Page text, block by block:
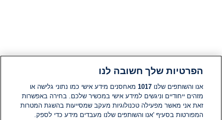
הפרטיות שלך חשובה לנו
אנו והשותפים שלנו1017 מאחסנים מידע אישי כמו נתוני גלישה או
מזהים ייחודיים וניגשים למידע אישי במכשיר שלכם. בחירה באפשרות
זאת אני מאשר מפעילה טכנולוגיות מעקב שמסייעות בהשגת המטרות
המפורטות בסעיף 'אנו והשותפים שלנו מעבדים מידע כדי לספק.